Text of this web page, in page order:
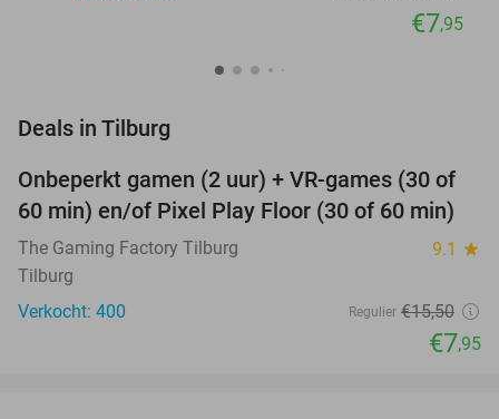
€7,95
Deals in Tilburg
49%
Onbeperkt gamen (2 uur) + VR-games (30 of
60 min) en/of Pixel Play Floor (30 of 60 min)
The Gaming Factory Tilburg 9.1 star
Tilburg
Verkocht: 400
Regulier €15,50
€7,95